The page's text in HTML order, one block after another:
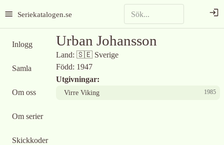
Seriekatalogen.se
Inlogg
Samla
Om oss
Om serier
Skickkoder
Urban Johansson
Land: 🇸🇪 Sverige
Född: 1947
Utgivningar:
Virre Viking 1985